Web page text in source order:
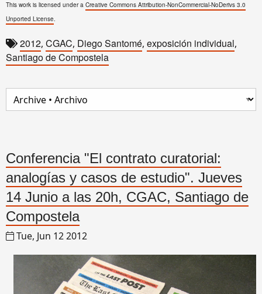
This work is licensed under a Creative Commons Attribution-NonCommercial-NoDerivs 3.0
Unported License.
2012, CGAC, Diego Santomé, exposición individual,
Santiago de Compostela
Conferencia "El contrato curatorial:
analogías y casos de estudio". Jueves
14 Junio a las 20h, CGAC, Santiago de
Compostela
Tue, Jun 12 2012